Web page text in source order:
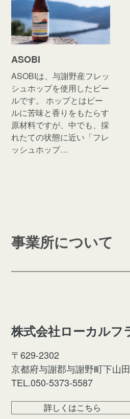
ASOBI
ASOBIは、与謝野産フレッ
シュホップを使用したビー
ルです。 ホップとはビー
ルに苦味と香りをもたらす
原材料ですが、中でも、採
れたての状態に近い「フレ
ッシュホップ…
事業所について
株式会社ローカルフ
〒629-2302
京都府与謝郡与謝野町下山
TEL.050-5373-5587
詳しくはこちら